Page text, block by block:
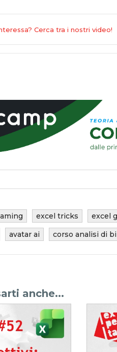
Cerca tra i nostri video!
excel tricks excel
avatar ai corso analisi di
anche...